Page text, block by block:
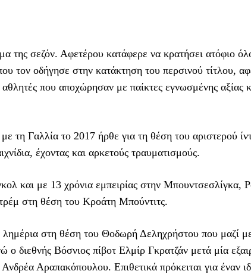
της σεζόν. Αφετέρου κατάφερε να κρατήσει ατόφιο
τον οδήγησε στην κατάκτηση του περσινού τίτλου,
που αποχώρησαν με παίκτες εγνωσμένης αξίας
τη Γαλλία το 2017 ήρθε για τη θέση του αριστερού
έχοντας και αρκετούς τραυματισμούς.
και με 13 χρόνια εμπειρίας στην Μπουντσεσλίγκα,
στη θέση του Κροάτη Μπούντιτς.
στη θέση του Θοδωρή Δεληχρήστου που μαζί
διεθνής Βόσνιος πίβοτ Ελμίρ Γκρατζάν μετά μία
Αραπακόπουλου. Επιθετικά πρόκειται για έναν